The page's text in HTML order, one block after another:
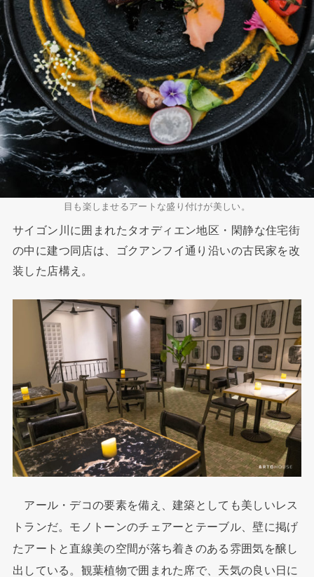
目も楽しませるアートな盛り付けが美しい。
サイゴン川に囲まれたタオディエン地区・閑静な住宅街
の中に建つ同店は、ゴクアンフイ通り沿いの古民家を改
装した店構え。
アール・デコの要素を備え、建築としても美しいレス
トランだ。モノトーンのチェアーとテーブル、壁に掲げ
たアートと直線美の空間が落ち着きのある雰囲気を醸し
出している。観葉植物で囲まれた席で、天気の良い日に